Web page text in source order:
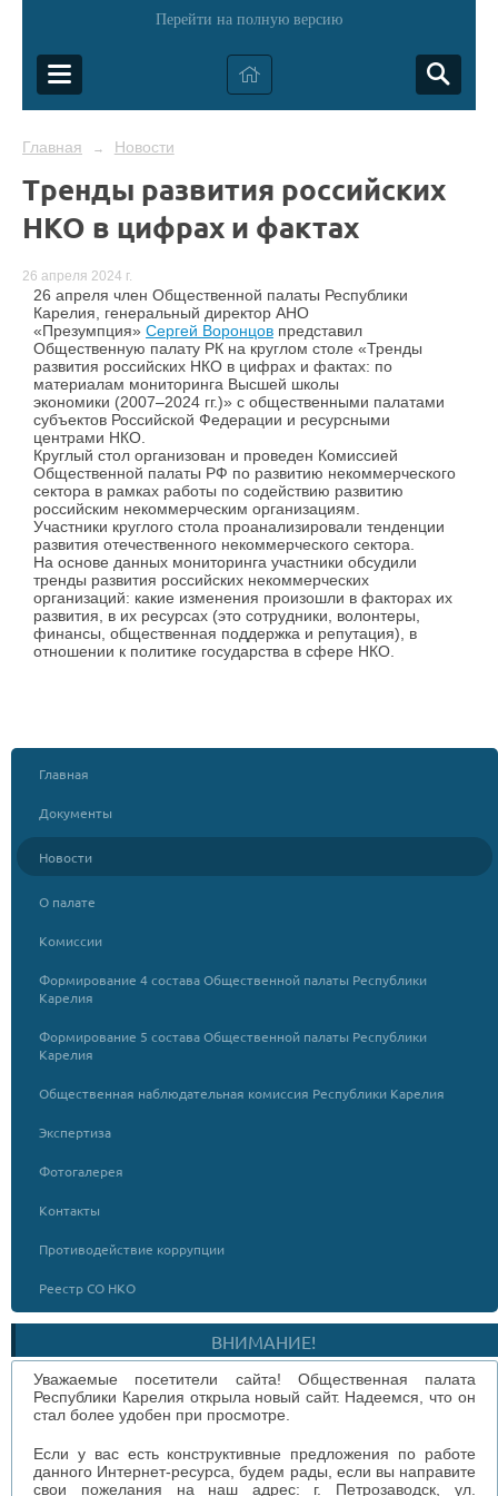
Перейти на полную версию
Главная → Новости
Тренды развития российских
НКО в цифрах и фактах
26 апреля 2024 г.
26 апреля член Общественной палаты Республики
Карелия, генеральный директор АНО
«Презумпция» Сергей Воронцов представил
Общественную палату РК на круглом столе «Тренды
развития российских НКО в цифрах и фактах: по
материалам мониторинга Высшей школы
экономики (2007–2024 гг.)» с общественными палатами
субъектов Российской Федерации и ресурсными
центрами НКО.
Круглый стол организован и проведен Комиссией
Общественной палаты РФ по развитию некоммерческого
сектора в рамках работы по содействию развитию
российским некоммерческим организациям.
Участники круглого стола проанализировали тенденции
развития отечественного некоммерческого сектора.
На основе данных мониторинга участники обсудили
тренды развития российских некоммерческих
организаций: какие изменения произошли в факторах их
развития, в их ресурсах (это сотрудники, волонтеры,
финансы, общественная поддержка и репутация), в
отношении к политике государства в сфере НКО.
Главная
Документы
Новости
О палате
Комиссии
Формирование 4 состава Общественной палаты Республики
Карелия
Формирование 5 состава Общественной палаты Республики
Карелия
Общественная наблюдательная комиссия Республики Карелия
Экспертиза
Фотогалерея
Контакты
Противодействие коррупции
Реестр СО НКО
ВНИМАНИЕ!
Уважаемые посетители сайта! Общественная палата
Республики Карелия открыла новый сайт. Надеемся, что он
стал более удобен при просмотре.
Если у вас есть конструктивные предложения по работе
данного Интернет-ресурса, будем рады, если вы направите
свои пожелания на наш адрес: г. Петрозаводск, ул.